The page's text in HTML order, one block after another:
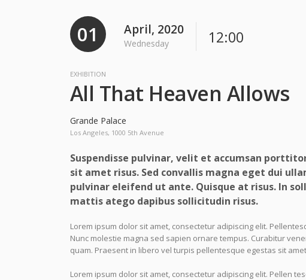
01 April, 2020
Wednesday 12:00
EXHIBITION
All That Heaven Allows
Grande Palace
Los Angeles, 1000 5th Avenue
Suspendisse pulvinar, velit et accumsan
sit amet risus. Sed convallis magna eget dui
pulvinar eleifend ut ante. Quisque at risus. In
mattis atego dapibus sollicitudin risus.
Lorem ipsum dolor sit amet, consectetur adipiscing elit.
Nunc molestie magna sed sapien ornare tempus. Curabitur
quam. Praesent in libero vel turpis pellentesque egestas sit
Lorem ipsum dolor sit amet, consectetur adipiscing elit. Pellen